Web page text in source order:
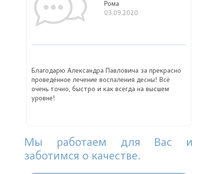
Рома
03.09.2020
Благодарю Александра Павловича за прекрасно
проведённое лечение воспаления десны! Всё
очень точно, быстро и как всегда на высшем
уровне!
Мы работаем для Вас и
заботимся о качестве.